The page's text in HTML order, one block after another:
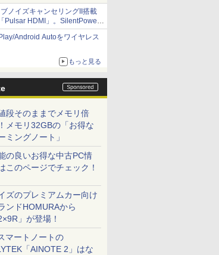
ノイズキャンセリングII搭載
Pulsar HDMI」。SilentPower
Android Autoをワイヤレス
もっと見る
段そのままでメモリ倍
メモリ32GBの「お得な
ミングノート」
の良いお得な中古PC情
このページでチェック！
ズのプレミアムカー向け
ンドHOMURAから
」が登場！
マートノートの
「AINOTE 2」はな